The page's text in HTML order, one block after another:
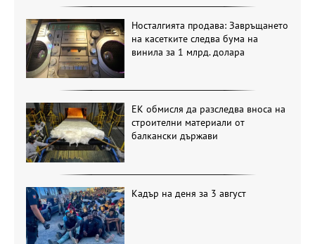
Носталгията продава: Завръщането
на касетките следва бума на
винила за 1 млрд. долара
ЕК обмисля да разследва вноса на
строителни материали от
балкански държави
Кадър на деня за 3 август